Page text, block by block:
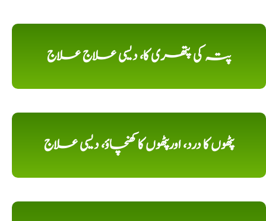
پتہ کی پتھری کا، دیسی علاج علاج
پٹھوں کا درد، اورپٹھوں کا کھنچاؤ، دیسی علاج